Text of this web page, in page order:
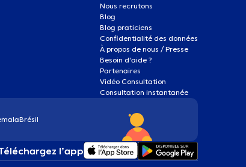
Nous recrutons
Blog
Blog praticiens
Confidentialité des données
À propos de nous / Presse
Besoin d'aide ?
Partenaires
Vidéo Consultation
Consultation instantanée
Brésil
l’app